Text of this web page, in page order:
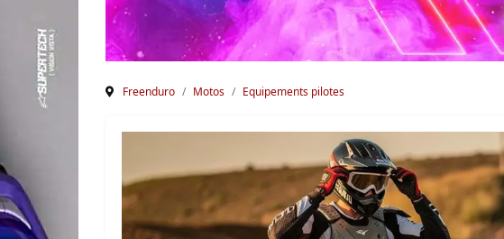
Freenduro Motos Equipements pilotes